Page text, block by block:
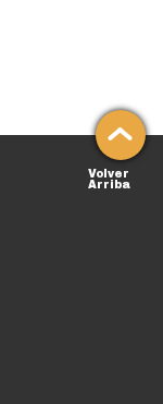
Volver
Arriba